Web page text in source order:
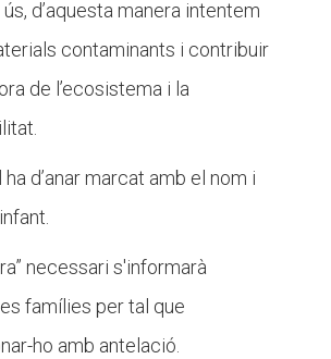
ús, d’aquesta manera intentem
contaminants i contribuir
de l’ecosistema i la
d’anar marcat amb el nom i
necessari s'informarà
famílies per tal que
ho amb antelació.